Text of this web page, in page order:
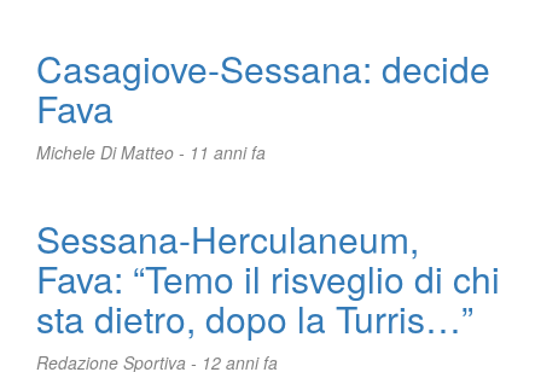
Casagiove-Sessana: decide
Fava
Michele Di Matteo - 11 anni fa
Sessana-Herculaneum,
Fava: “Temo il risveglio di chi
sta dietro, dopo la Turris…”
Redazione Sportiva - 12 anni fa